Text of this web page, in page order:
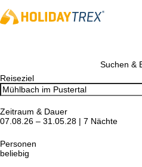
Suchen &
Reiseziel
Zeitraum & Dauer
07.08.26 – 31.05.28 | 7 Nächte
Personen
beliebig